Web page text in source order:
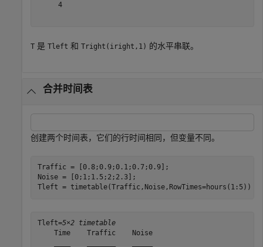
     4
T 是 Tleft 和 Tright(iright,1) 的水平串联。
合并时间表
创建两个时间表，它们的行时间相同，但变量不同。
Traffic = [0.8;0.9;0.1;0.7;0.9];
Noise = [0;1;1.5;2;2.3];
Tleft = timetable(Traffic,Noise,RowTimes=hours(1:5))
Tleft=5×2 timetable
    Time    Traffic    Noise